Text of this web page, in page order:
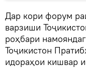
Дар кори форум
варзиши
роҳбари
Тоҷикистон
идораҳои кишвар